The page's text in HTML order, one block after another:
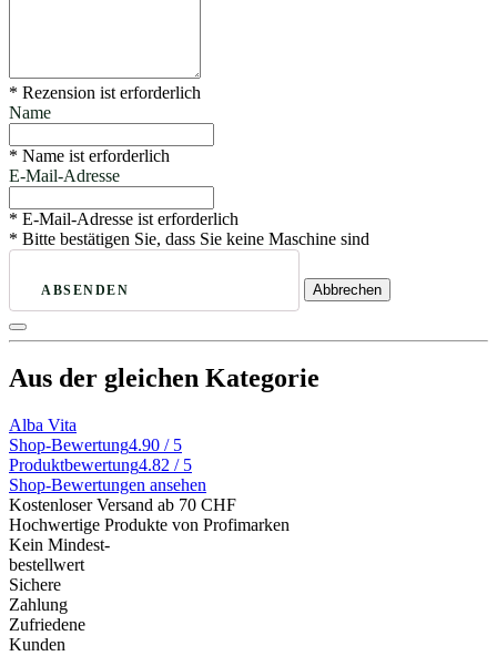
* Rezension ist erforderlich
Name
* Name ist erforderlich
E-Mail-Adresse
* E-Mail-Adresse ist erforderlich
* Bitte bestätigen Sie, dass Sie keine Maschine sind
ABSENDEN Abbrechen
Aus der gleichen Kategorie
Alba Vita
Shop-Bewertung4.90 / 5
Produktbewertung4.82 / 5
Shop-Bewertungen ansehen
Kostenloser Versand ab 70 CHF
Hochwertige Produkte von Profimarken
Kein Mindest-
bestellwert
Sichere
Zahlung
Zufriedene
Kunden